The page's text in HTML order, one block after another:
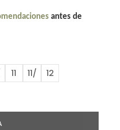
antes de
11 11/ 12